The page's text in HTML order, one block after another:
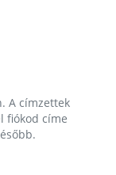
A címzettek
fiókod címe